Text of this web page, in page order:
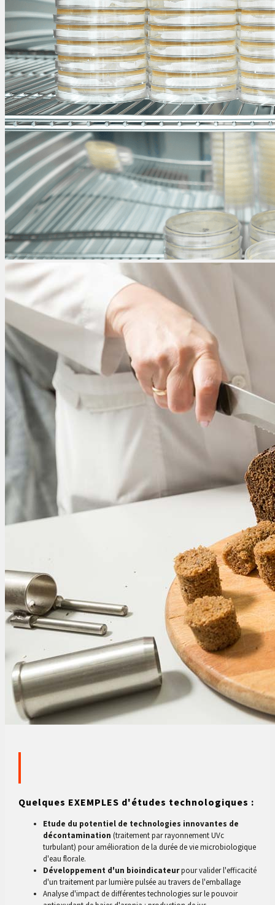
Quelques EXEMPLES d'études technologiques :
Etude du potentiel de technologies innovantes de
décontamination (traitement par rayonnement UVc
turbulant) pour amélioration de la durée de vie microbiologique
d'eau florale.
Développement d'un bioindicateurpour valider l'efficacité
d'un traitement par lumière pulsée au travers de l'emballage
Analyse d'impact de différentes technologies sur le pouvoir